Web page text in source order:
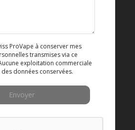
ProVape à conserver mes
transmises via ce
exploitation commerciale
données conservées.